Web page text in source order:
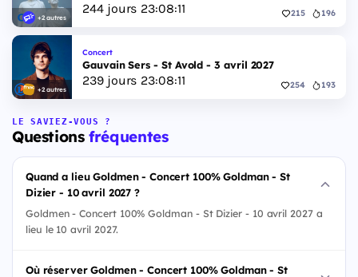
+2 autres
244jours 23:08:10 215 196
+2 autres
Concert
Gauvain Sers - St Avold - 3 avril 2027
239jours 23:08:10 254 193
LE SAVIEZ-VOUS ?
Questionsfréquentes
Quand a lieu Goldmen - Concert 100% Goldman - St
Dizier - 10 avril 2027 ?
Goldmen - Concert 100% Goldman - St Dizier - 10 avril 2027 a
lieu le 10 avril 2027.
Où réserver Goldmen - Concert 100% Goldman - St